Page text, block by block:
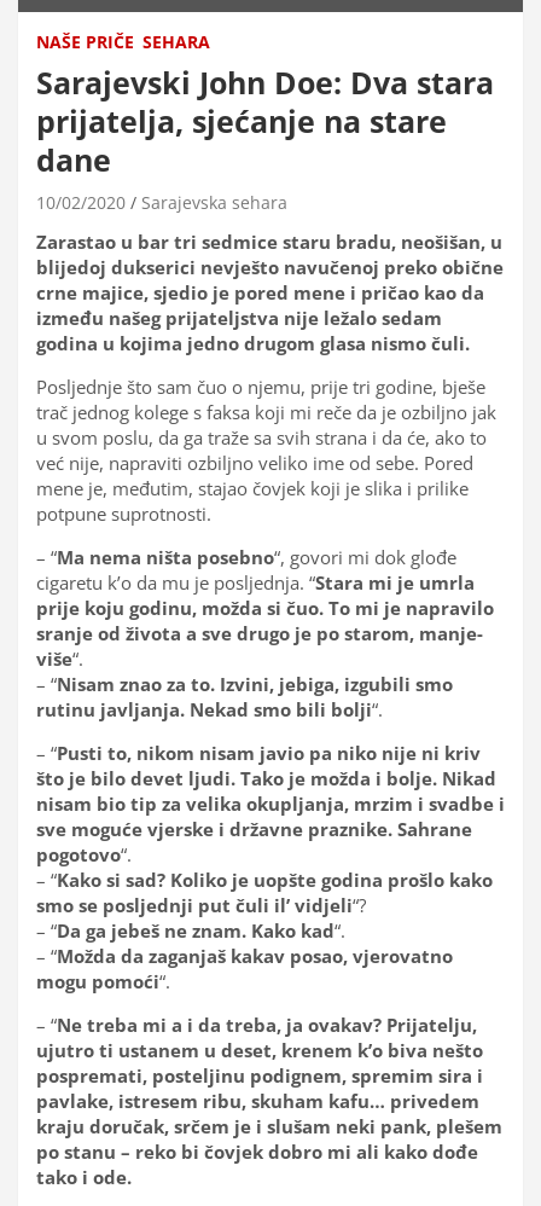
NAŠE PRIČE SEHARA
Sarajevski John Doe: Dva stara
prijatelja, sjećanje na stare
dane
10/02/2020 Sarajevska sehara
Zarastao u bar tri sedmice staru bradu, neošišan, u
blijedoj dukserici nevješto navučenoj preko obične
crne majice, sjedio je pored mene i pričao kao da
između našeg prijateljstva nije ležalo sedam
godina u kojima jedno drugom glasa nismo čuli.
Posljednje što sam čuo o njemu, prije tri godine, bješe
trač jednog kolege s faksa koji mi reče da je ozbiljno jak
u svom poslu, da ga traže sa svih strana i da će, ako to
već nije, napraviti ozbiljno veliko ime od sebe. Pored
mene je, međutim, stajao čovjek koji je slika i prilike
potpune suprotnosti.
– “Ma nema ništa posebno“, govori mi dok glođe
cigaretu k’o da mu je posljednja. “Stara mi je umrla
prije koju godinu, možda si čuo. To mi je napravilo
sranje od života a sve drugo je po starom, manje-
više“.
– “Nisam znao za to. Izvini, jebiga, izgubili smo
rutinu javljanja. Nekad smo bili bolji“.
– “Pusti to, nikom nisam javio pa niko nije ni kriv
što je bilo devet ljudi. Tako je možda i bolje. Nikad
nisam bio tip za velika okupljanja, mrzim i svadbe i
sve moguće vjerske i državne praznike. Sahrane
pogotovo“.
– “Kako si sad? Koliko je uopšte godina prošlo kako
smo se posljednji put čuli il’ vidjeli“?
– “Da ga jebeš ne znam. Kako kad“.
– “Možda da zaganjaš kakav posao, vjerovatno
mogu pomoći“.
– “Ne treba mi a i da treba, ja ovakav? Prijatelju,
ujutro ti ustanem u deset, krenem k’o biva nešto
pospremati, posteljinu podignem, spremim sira i
pavlake, istresem ribu, skuham kafu… privedem
kraju doručak, srčem je i slušam neki pank, plešem
po stanu – reko bi čovjek dobro mi ali kako dođe
tako i ode.